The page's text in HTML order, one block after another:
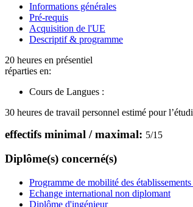
Informations générales
Pré-requis
Acquisition de l'UE
Descriptif & programme
20 heures en présentiel
réparties en:
Cours de Langues :
30 heures de travail personnel estimé pour
effectifs minimal / maximal: 5/15
Diplôme(s) concerné(s)
Programme de mobilité des
Echange international non diplomant
Diplôme d'ingénieur